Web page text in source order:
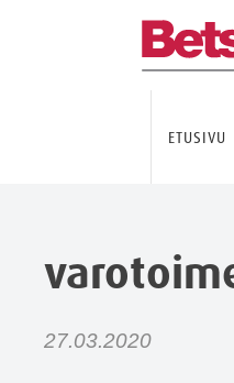
ETUSIVU
27.03.2020